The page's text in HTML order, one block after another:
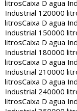
litrosCaixa D agua
Industrial 120000
litrosCaixa D agua
Industrial 150000
litrosCaixa D agua
Industrial 180000
litrosCaixa D agua
Industrial 210000
litrosCaixa D agua
Industrial 240000
litrosCaixa D agua